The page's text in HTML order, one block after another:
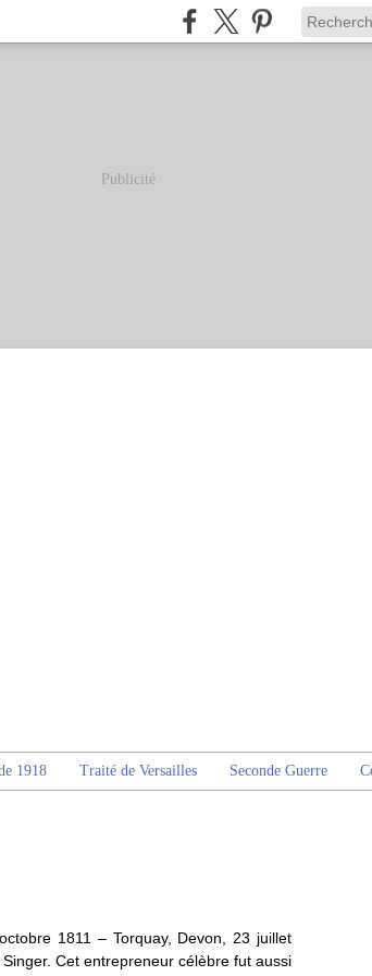
Publicité
1918 Traité de Versailles Seconde Guerre
1811 – Torquay, Devon, 23 juillet
Cet entrepreneur célèbre fut aussi